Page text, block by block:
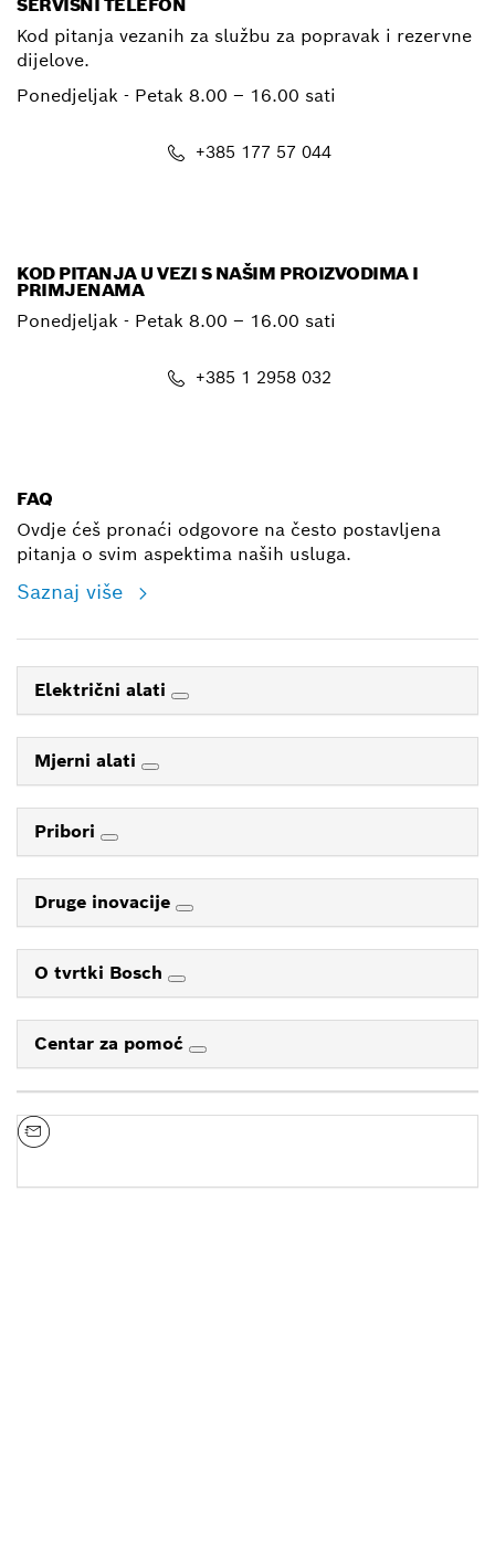
SERVISNI TELEFON
Kod pitanja vezanih za službu za popravak i rezervne
dijelove.
Ponedjeljak - Petak 8.00 – 16.00 sati
+385 177 57 044
KOD PITANJA U VEZI S NAŠIM PROIZVODIMA I
PRIMJENAMA
Ponedjeljak - Petak 8.00 – 16.00 sati
+385 1 2958 032
FAQ
Ovdje ćeš pronaći odgovore na često postavljena
pitanja o svim aspektima naših usluga.
Saznaj više
Električni alati
Mjerni alati
Pribori
Druge inovacije
O tvrtki Bosch
Centar za pomoć